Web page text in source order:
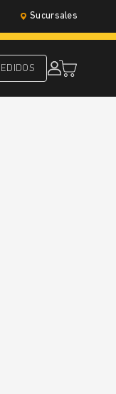
Sucursales